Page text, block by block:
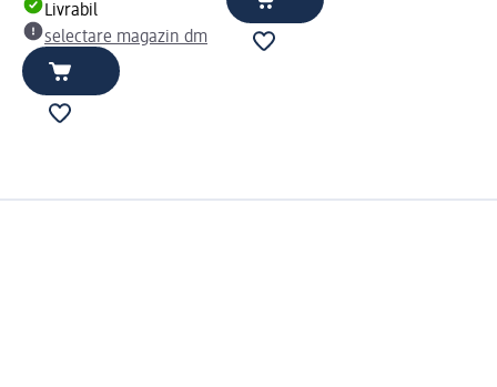
Livrabil
selectare magazin dm